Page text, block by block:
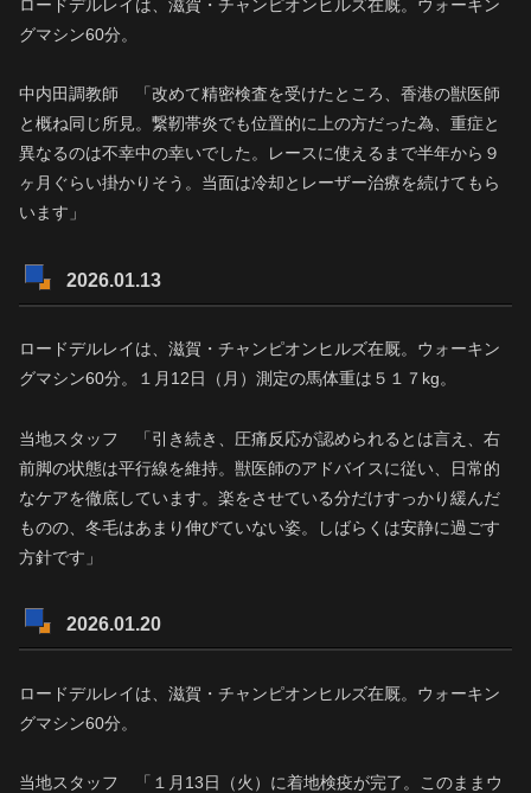
ロードデルレイは、滋賀・チャンピオンヒルズ在厩。ウォーキン
グマシン60分。
中内田調教師 「改めて精密検査を受けたところ、香港の獣医師
と概ね同じ所見。繋靭帯炎でも位置的に上の方だった為、重症と
異なるのは不幸中の幸いでした。レースに使えるまで半年から９
ヶ月ぐらい掛かりそう。当面は冷却とレーザー治療を続けてもら
います」
2026.01.13
ロードデルレイは、滋賀・チャンピオンヒルズ在厩。ウォーキン
グマシン60分。１月12日（月）測定の馬体重は５１７kg。
当地スタッフ 「引き続き、圧痛反応が認められるとは言え、右
前脚の状態は平行線を維持。獣医師のアドバイスに従い、日常的
なケアを徹底しています。楽をさせている分だけすっかり緩んだ
ものの、冬毛はあまり伸びていない姿。しばらくは安静に過ごす
方針です」
2026.01.20
ロードデルレイは、滋賀・チャンピオンヒルズ在厩。ウォーキン
グマシン60分。
当地スタッフ 「１月13日（火）に着地検疫が完了。このままウ